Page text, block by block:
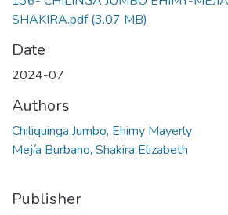
SHAKIRA.pdf(3.07 MB)
Date
2024-07
Authors
Chiliquinga Jumbo, Ehimy Mayerly
Mejía Burbano, Shakira Elizabeth
Publisher